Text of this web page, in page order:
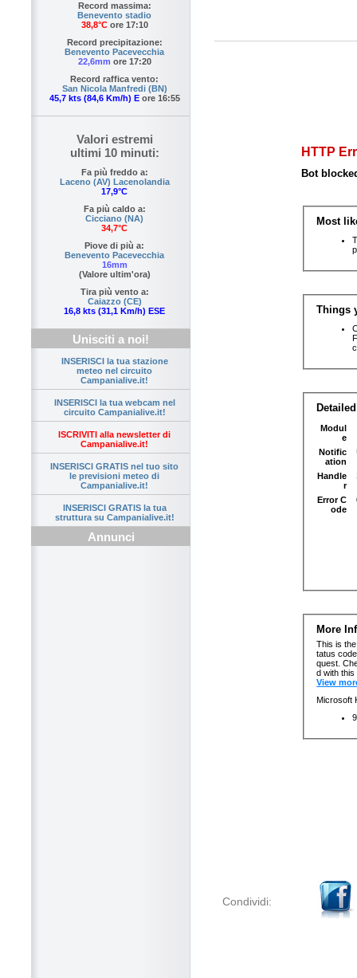
Record massima:
Benevento stadio
38,8°Core 17:10
Record precipitazione:
Benevento Pacevecchia
22,6mm ore 17:20
Record raffica vento:
San Nicola Manfredi (BN)
45,7 kts (84,6 Km/h) Eore 16:55
Valori estremi
ultimi 10 minuti:
Fa più freddo a:
Laceno (AV) Lacenolandia
17,9°C
Fa più caldo a:
Cicciano (NA)
34,7°C
Piove di più a:
Benevento Pacevecchia
16mm
(Valore ultim'ora)
Tira più vento a:
Caiazzo (CE)
16,8 kts (31,1 Km/h) ESE
Unisciti a noi!
INSERISCI la tua stazione
meteo nel circuito
Campanialive.it!
INSERISCI la tua webcam nel
circuito Campanialive.it!
ISCRIVITI alla newsletter di
Campanialive.it!
INSERISCI GRATIS nel tuo sito
le previsioni meteo di
Campanialive.it!
INSERISCI GRATIS la tua
struttura su Campanialive.it!
Annunci
Condividi: